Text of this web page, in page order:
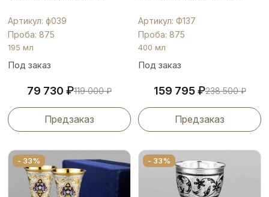
Артикул: ф039
Проба: 875
195 мл
Под заказ
79 730 ₽119 000₽
Предзаказ
Артикул: Ф137
Проба: 875
400 мл
Под заказ
159 795₽238 500₽
Предзаказ
- 33% - 33%